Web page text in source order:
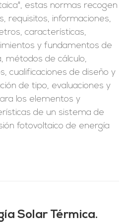
estas normas recogen
requisitos, informaciones,
características,
y fundamentos de
métodos de cálculo,
cualificaciones de diseño y
de tipo, evaluaciones y
los elementos y
de un sistema de
fotovoltaico de energía
Solar Térmica.